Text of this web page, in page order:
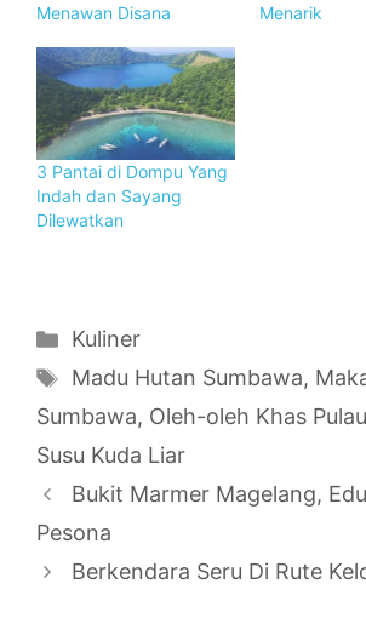
Menawan Disana
Menarik
3 Pantai di Dompu Yang
Indah dan Sayang
Dilewatkan
Categories
Kuliner
Tags
Madu Hutan Sumbawa,
Sumbawa, Oleh-oleh Khas
Susu Kuda Liar
Bukit Marmer Magelang,
Pesona
Berkendara Seru Di Rute